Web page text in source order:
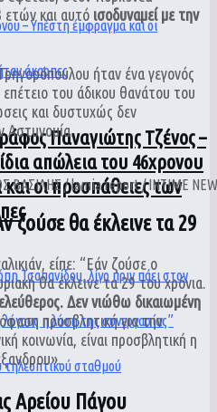
Παναγιώτης Τζένος –
απώλεια του 46χρονου
οι προσπάθειες των
ετών και αυτό ισοδυναμεί με την
ήταν ένα γεγονός
του άδικου θανάτου του
και δυστυχώς δεν
Αστυνομία.
/ lamia report / INTIME
θα έκλεινε τα 29
είπε: “Εάν ζούσε ο
θα έκλεινε τα 29 του χρόνια.
Δεν νιώθω δικαιωμένη
προσβλητική για την
κοινωνία, είναι προσβλητική η
Αρείου Πάγου